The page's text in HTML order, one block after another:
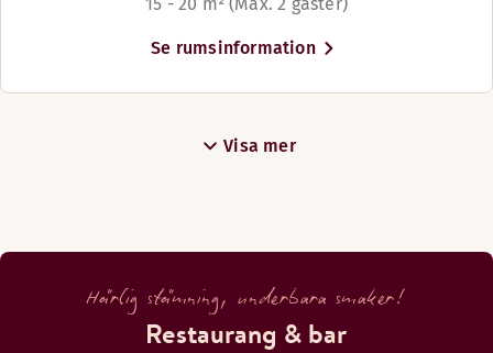
Se rumsinformation
Visa mer
Härlig stämning, underbara smaker!
Restaurang & bar